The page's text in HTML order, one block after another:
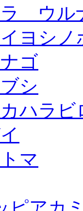
ウル
ヨシノ
ゴ
シ
ハラ
マ